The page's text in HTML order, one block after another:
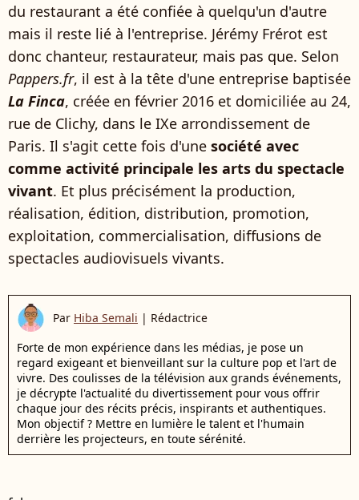
du restaurant a été confiée à quelqu'un d'autre
mais il reste lié à l'entreprise. Jérémy Frérot est
donc chanteur, restaurateur, mais pas que. Selon
Pappers.fr, il est à la tête d'une entreprise baptisée
La Finca, créée en février 2016 et domiciliée au 24,
rue de Clichy, dans le IXe arrondissement de
Paris. Il s'agit cette fois d'une société avec
comme activité principale les arts du spectacle
vivant. Et plus précisément la production,
réalisation, édition, distribution, promotion,
exploitation, commercialisation, diffusions de
spectacles audiovisuels vivants.
Par Hiba Semali | Rédactrice
Forte de mon expérience dans les médias, je pose un
regard exigeant et bienveillant sur la culture pop et l'art de
vivre. Des coulisses de la télévision aux grands événements,
je décrypte l'actualité du divertissement pour vous offrir
chaque jour des récits précis, inspirants et authentiques.
Mon objectif ? Mettre en lumière le talent et l'humain
derrière les projecteurs, en toute sérénité.